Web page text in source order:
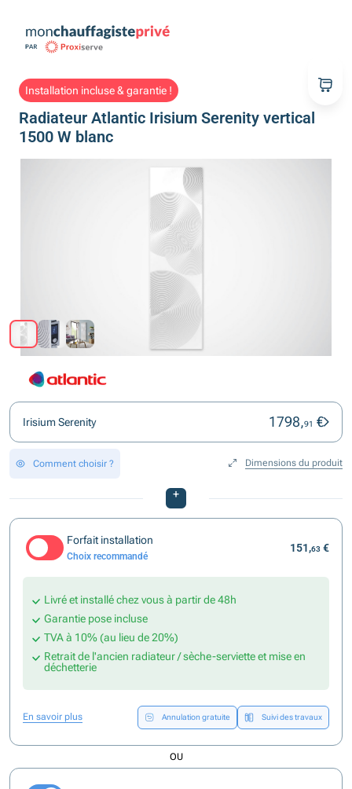
Installation incluse & garantie !
Radiateur Atlantic Irisium Serenity vertical
1500 W blanc
Irisium Serenity 1798,91 €
Comment choisir ? Dimensions du produit
+
Forfait installation
Choix recommandé
151,63 €
Livré et installé chez vous à partir de 48h
Garantie pose incluse
TVA à 10% (au lieu de 20%)
Retrait de l'ancien radiateur / sèche-serviette et mise en
déchetterie
En savoir plus Annulation gratuite Suivi des travaux
OU